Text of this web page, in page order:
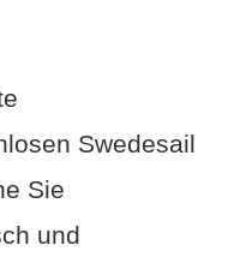
Swedesail
Sie
und